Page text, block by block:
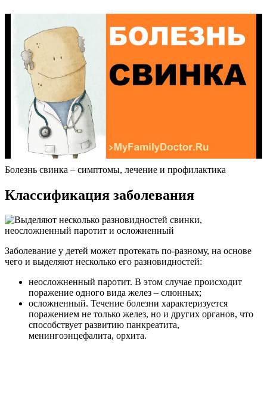
Болезнь свинка – симптомы, лечение и профилактика
Классификация заболевания
Заболевание у детей может протекать по-разному, на основе
чего и выделяют несколько его разновидностей:
неосложненный паротит. В этом случае происходит
поражение одного вида желез – слюнных;
осложненный. Течение болезни характеризуется
поражением не только желез, но и других органов, что
способствует развитию панкреатита,
менингоэнцефалита, орхита.